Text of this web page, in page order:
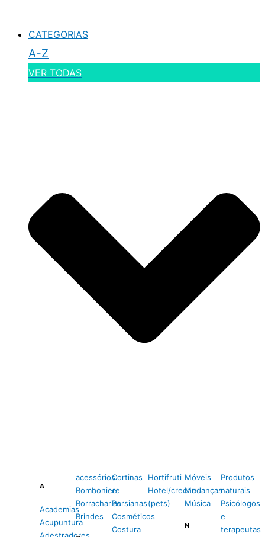
CATEGORIAS
A-Z
VER TODAS
A
Academias
Acupuntura
acessórios
Bomboniere
Borracharias
Brindes
Cortinas
e
Persianas
Cosméticos
Costura
Hortifruti
Hotel/creche
(pets)
Móveis
Mudanças
Música
N
Produtos
naturais
Psicólogos
e
terapeutas